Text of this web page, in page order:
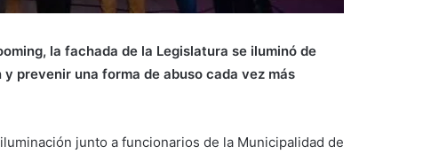
la fachada de la Legislatura se iluminó de
prevenir una forma de abuso cada vez más
junto a funcionarios de la Municipalidad de